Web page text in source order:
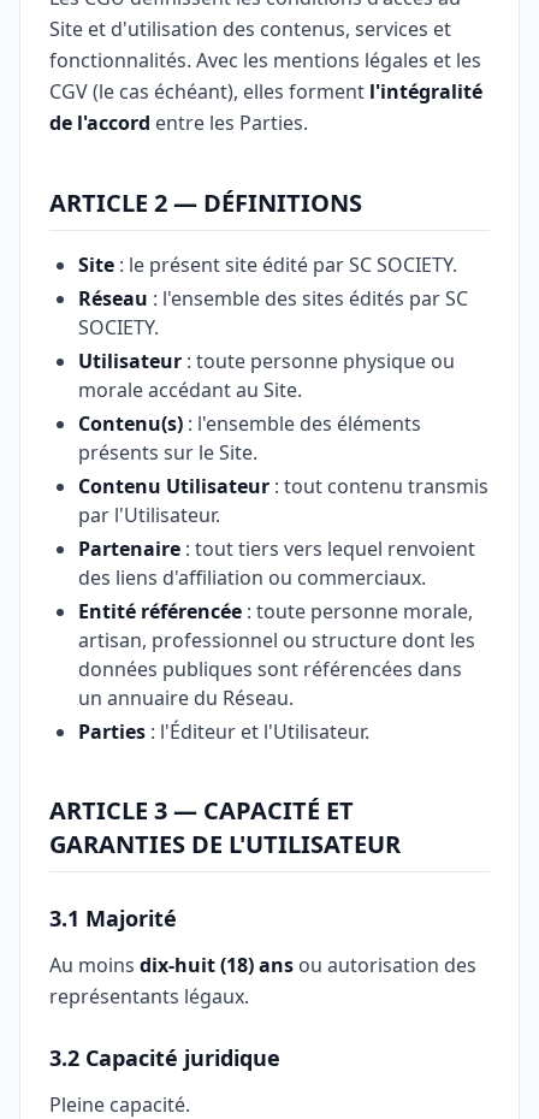
Site et d'utilisation des contenus, services et
fonctionnalités. Avec les mentions légales et les
CGV (le cas échéant), elles forment l'intégralité
de l'accord entre les Parties.
ARTICLE 2 — DÉFINITIONS
Site : le présent site édité par SC SOCIETY.
Réseau : l'ensemble des sites édités par SC
SOCIETY.
Utilisateur : toute personne physique ou
morale accédant au Site.
Contenu(s) : l'ensemble des éléments
présents sur le Site.
Contenu Utilisateur : tout contenu transmis
par l'Utilisateur.
Partenaire : tout tiers vers lequel renvoient
des liens d'affiliation ou commerciaux.
Entité référencée : toute personne morale,
artisan, professionnel ou structure dont les
données publiques sont référencées dans
un annuaire du Réseau.
Parties : l'Éditeur et l'Utilisateur.
ARTICLE 3 — CAPACITÉ ET
GARANTIES DE L'UTILISATEUR
3.1 Majorité
Au moins dix-huit (18) ans ou autorisation des
représentants légaux.
3.2 Capacité juridique
Pleine capacité.